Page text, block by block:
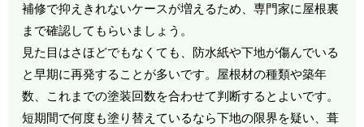
補修で抑えきれないケースが増えるため、専門家に屋根裏
まで確認してもらいましょう。
見た目はさほどでもなくても、防水紙や下地が傷んでいる
と早期に再発することが多いです。屋根材の種類や築年
数、これまでの塗装回数を合わせて判断するとよいです。
短期間で何度も塗り替えているなら下地の限界を疑い、葺